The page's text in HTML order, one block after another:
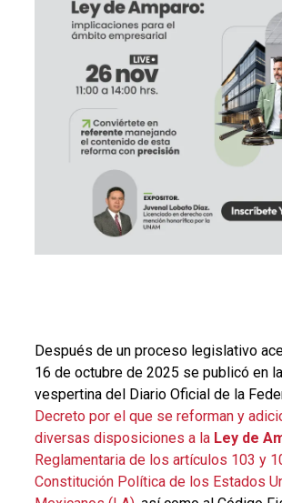
Después de un proceso legislativo
16 de octubre de 2025 se publicó en
vespertina del Diario Oficial de la
Decreto por el que se reforman y
diversas disposiciones a la Ley de
Reglamentaria de los artículos 103 y
Constitución Política de los Estados